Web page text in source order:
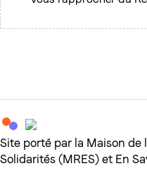
Site porté par la Maison
Solidarités (MRES) et En